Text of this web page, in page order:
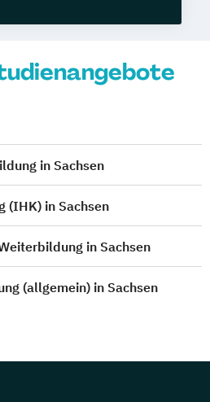
in Sachsen
(IHK) in Sachsen
in Sachsen
(allgemein) in Sachsen